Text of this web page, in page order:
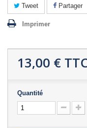
Tweet Partager
Imprimer
13,00 €
Quantité